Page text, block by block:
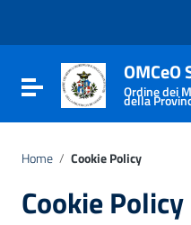
Vai al footer
Attiva / disattiva laOMCeO
Ordine dei
della
Home / Cookie Policy
Cookie Policy